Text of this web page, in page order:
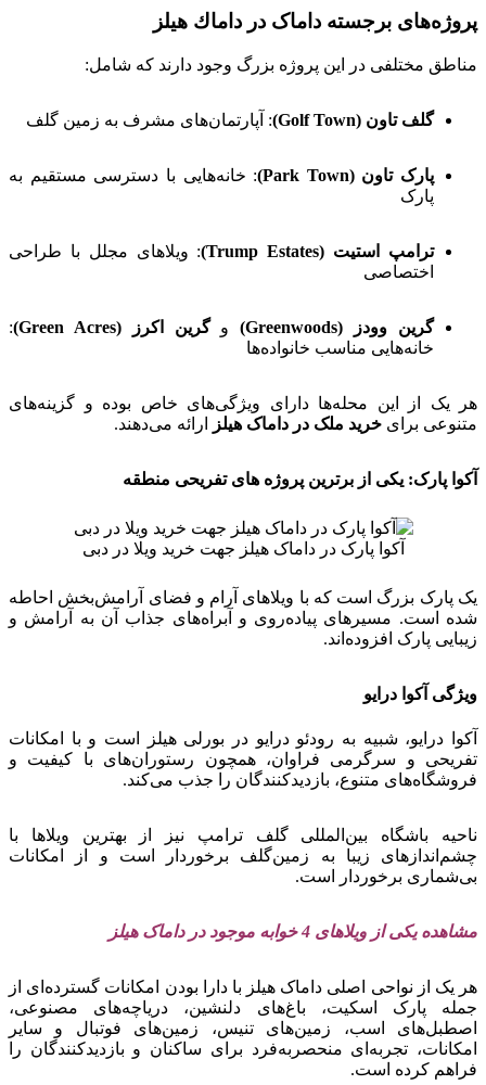
پروژه‌های برجسته داماک در داماك هيلز
مناطق مختلفی در این پروژه بزرگ وجود دارند که شامل:
گلف تاون (Golf Town) : آپارتمان‌های مشرف به زمین گلف
پارک تاون (Park Town)
: خانه‌هایی با دسترسی مستقیم به
پارک
ترامپ استیت (Trump Estates)
: ویلاهای مجلل با طراحی
اختصاصی
گرین وودز (Greenwoods) وگرین اکرز (Green Acres)
:
خانه‌هایی مناسب خانواده‌ها
هر یک از این محله‌ها دارای ویژگی‌های خاص بوده و گزینه‌های
متنوعی برای خرید ملک در داماک هیلز ارائه می‌دهند.
آکوا پارک: یکی از برترین پروژه های تفریحی منطقه
آکوا پارک در داماک هیلز جهت خرید ویلا در دبی
یک پارک بزرگ است که با ویلاهای آرام و فضای آرامش‌بخش احاطه
شده است. مسیرهای پیاده‌روی و آبراه‌های جذاب آن به آرامش و
زیبایی پارک افزوده‌اند.
ویژگی آکوا درایو
آکوا درایو، شبیه به رودئو درایو در بورلی هیلز است و با امکانات
تفریحی و سرگرمی فراوان، همچون رستوران‌های با کیفیت و
فروشگاه‌های متنوع، بازدیدکنندگان را جذب می‌کند.
ناحیه باشگاه بین‌المللی گلف ترامپ نیز از بهترین ویلاها با
چشم‌اندازهای زیبا به زمین‌گلف برخوردار است و از امکانات
بی‌شماری برخوردار است.
مشاهده یکی از ویلاهای 4 خوابه موجود در داماک هیلز
هر یک از نواحی اصلی داماک هیلز با دارا بودن امکانات گسترده‌ای از
جمله پارک اسکیت، باغ‌های دلنشین، دریاچه‌های مصنوعی،
اصطبل‌های اسب، زمین‌های تنیس، زمین‌های فوتبال و سایر
امکانات، تجربه‌ای منحصربه‌فرد برای ساکنان و بازدیدکنندگان را
فراهم کرده است.